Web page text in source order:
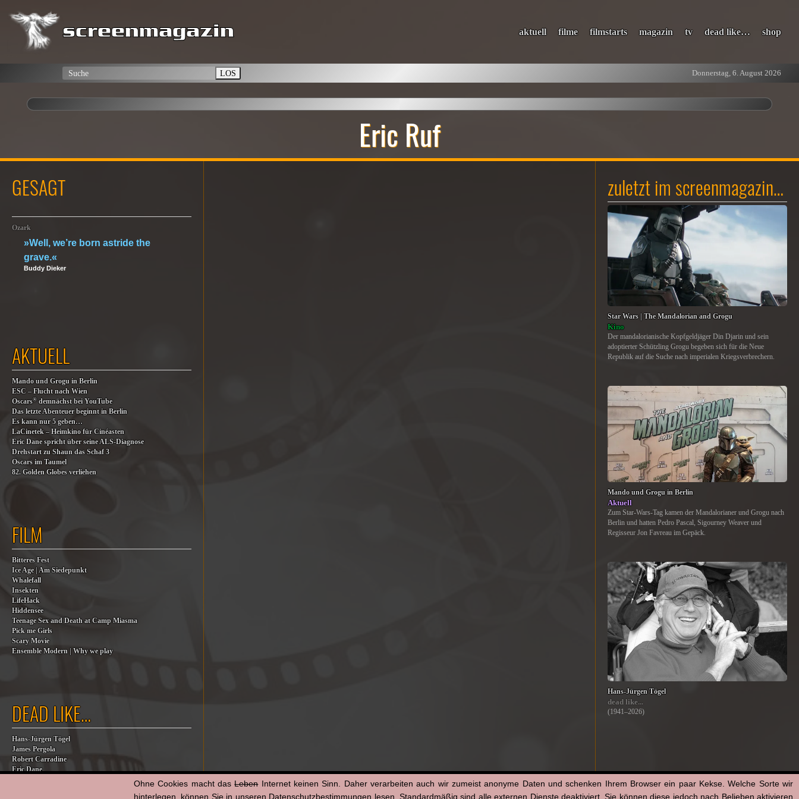
aktuell filme filmstarts magazin tv dead like… shop
LOS Donnerstag, 6. August 2026
Eric Ruf
GESAGT
Ozark
»Well, we’re born astride the
grave.«
Buddy Dieker
AKTUELL
Mando und Grogu in Berlin
ESC – Flucht nach Wien
Oscars®demnächst bei YouTube
Das letzte Abenteuer beginnt in Berlin
Es kann nur 5 geben…
LaCinetek – Heimkino für Cinéasten
Eric Dane spricht über seine ALS-Diagnose
Drehstart zu Shaun das Schaf 3
Oscars im Taumel
82. Golden Globes verliehen
FILM
Bitteres Fest
Ice Age | Am Siedepunkt
Whalefall
Insekten
LifeHack
Hiddensee
Teenage Sex and Death at Camp Miasma
Pick me Girls
Scary Movie
Ensemble Modern | Why we play
DEAD LIKE…
Hans-Jürgen Tögel
James Pergola
Robert Carradine
Eric Dane
zuletzt im screenmagazin…
Star Wars | The Mandalorian and Grogu
Kino
Der mandalorianische Kopfgeldjäger Din Djarin und sein
adoptierter Schützling Grogu begeben sich für die Neue
Republik auf die Suche nach imperialen Kriegsverbrechern.
Mando und Grogu in Berlin
Aktuell
Zum Star-Wars-Tag kamen der Mandalorianer und Grogu nach
Berlin und hatten Pedro Pascal, Sigourney Weaver und
Regisseur Jon Favreau im Gepäck.
Hans-Jürgen Tögel
dead like...
(1941–2026)
Ohne Cookies macht dasLebenInternet keinen Sinn. Daher verarbeiten auch wir zumeist anonyme Daten und schenken Ihrem Browser ein paar Kekse. Welche Sorte wir
hinterlegen, können Sie in unseren Datenschutzbestimmungen lesen. Standardmäßig sind alle externen Dienste deaktiviert. Sie können diese jedoch nach Belieben aktivieren